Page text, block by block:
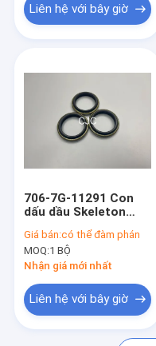
Trình diễn VR
Liên hệ với chúng tôi
Tin tức
Liên hệ với bây giờ
706-7G-11291 Con
dấu dầu Skeleton
độ cao
Giá bán:có thể đàm phán
MOQ:1 BỘ
Nhận giá mới nhất
Liên hệ với bây giờ